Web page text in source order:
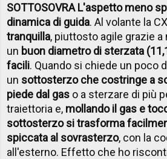
SOTTOSOVRA L'aspetto meno
dinamica di guida. Al volante la
tranquilla, piuttosto agile grazie
un buon diametro di sterzata
facili. Quando si chiede un poco
un sottosterzo che costringe a
piede dal gas o a sterzare di più
traiettoria e, mollando il gas e
sottosterzo si trasforma
spiccata al sovrasterzo, con la
all'esterno. Effetto che ho